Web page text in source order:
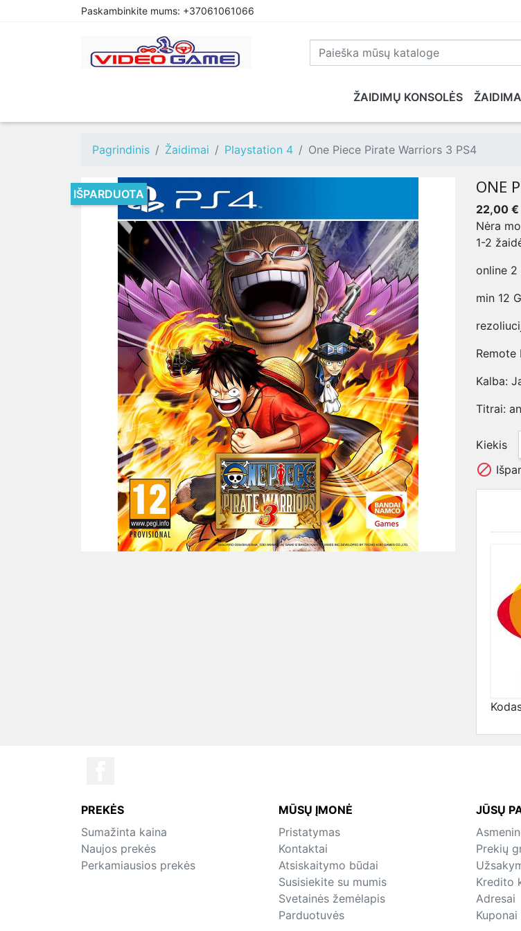
Paskambinkite mums: +37061061066
ŽAIDIMŲ KONSOLĖS
PREORDER PLAYSTATION 4 XBOX ONE PLAYSTATION 5 XBOX SERIES X
Pagrindinis Žaidimai Playstation 4 One Piece Pirate Warriors 3 PS4
IŠPARDUOTA ONE
22,00 €
Nėra
1-2
online 2
min 12
Remote
Kalba:
Titrai:
Kiekis

PREKĖS
Sumažinta kaina
Naujos prekės
Perkamiausios prekės
MŪSŲ ĮMONĖ
Pristatymas
Kontaktai
Atsiskaitymo būdai
Susisiekite su mumis
Svetainės žemėlapis
Parduotuvės
JŪSŲ
Prekių
Kredito
Adresai
Kuponai